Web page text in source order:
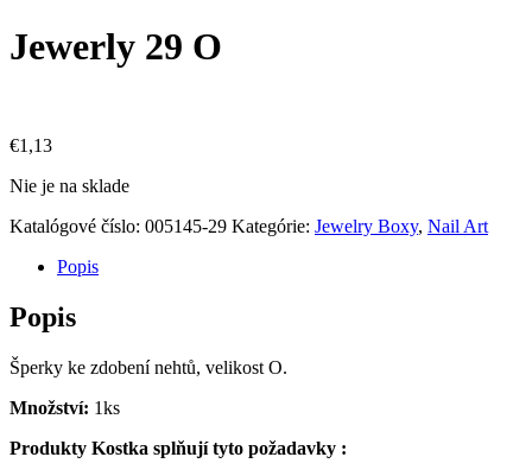
Jewerly 29 O
€1,13
Nie je na sklade
Katalógové číslo: 005145-29 Kategórie: Jewelry Boxy, Nail Art
Popis
Popis
Šperky ke zdobení nehtů, velikost O.
Množství: 1ks
Produkty Kostka splňují tyto požadavky :